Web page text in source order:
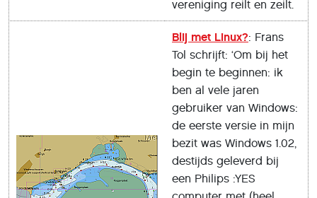
vereniging reilt en zeilt.
Blij met Linux?: Frans
Tol schrijft: ‘Om bij het
begin te beginnen: ik
ben al vele jaren
gebruiker van Windows:
de eerste versie in mijn
bezit was Windows 1.02,
destijds geleverd bij
een Philips :YES